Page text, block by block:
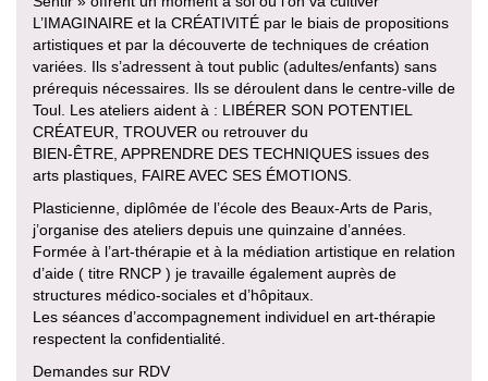
L’IMAGINAIRE et la CRÉATIVITÉ par le biais de propositions
artistiques et par la découverte de techniques de création
variées. Ils s’adressent à tout public (adultes/enfants) sans
prérequis nécessaires. Ils se déroulent dans le centre-ville de
Toul. Les ateliers aident à : LIBÉRER SON POTENTIEL
CRÉATEUR, TROUVER ou retrouver du
BIEN-ÊTRE, APPRENDRE DES TECHNIQUES issues des
arts plastiques, FAIRE AVEC SES ÉMOTIONS.
Plasticienne, diplômée de l’école des Beaux-Arts de Paris,
j’organise des ateliers depuis une quinzaine d’années.
Formée à l’art-thérapie et à la médiation artistique en relation
d’aide ( titre RNCP ) je travaille également auprès de
structures médico-sociales et d’hôpitaux.
Les séances d’accompagnement individuel en art-thérapie
respectent la confidentialité.
Demandes sur RDV